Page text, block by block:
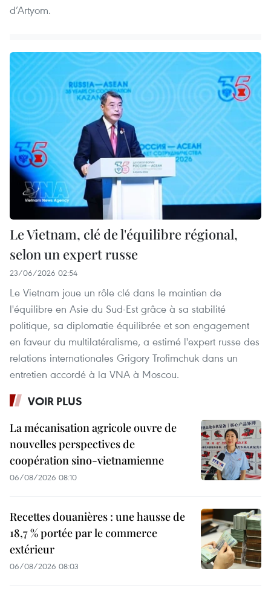
d’Artyom.
Le Vietnam, clé de l'équilibre régional,
selon un expert russe
23/06/2026 02:54
Le Vietnam joue un rôle clé dans le maintien de
l'équilibre en Asie du Sud-Est grâce à sa stabilité
politique, sa diplomatie équilibrée et son engagement
en faveur du multilatéralisme, a estimé l'expert russe des
relations internationales Grigory Trofimchuk dans un
entretien accordé à la VNA à Moscou.
VOIR PLUS
La mécanisation agricole ouvre de
nouvelles perspectives de
coopération sino-vietnamienne
06/08/2026 08:10
Recettes douanières : une hausse de
18,7 % portée par le commerce
extérieur
06/08/2026 08:03